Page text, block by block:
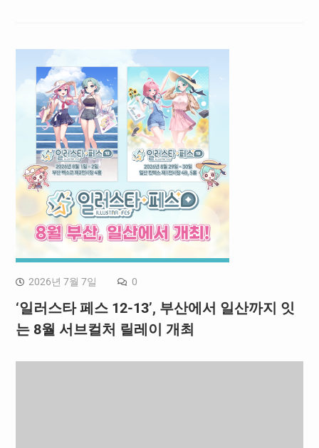
2026년 7월 7일 0
‘일러스타 페스 12-13’, 부산에서 일산까지 잇
는 8월 서브컬처 릴레이 개최